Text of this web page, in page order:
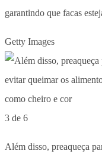
garantindo que facas
Getty Images
3 de 6
Além disso, preaqueça